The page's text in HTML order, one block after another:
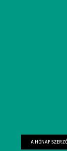
FARKAS
A HÓNAP